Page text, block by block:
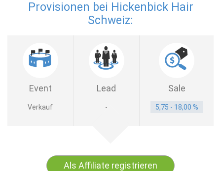
Provisionen bei Hickenbick Hair
Schweiz:
Event Lead Sale
Verkauf - 5,75 - 18,00 %
Als Affiliate registrieren